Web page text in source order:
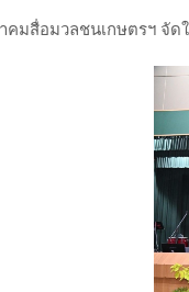
คมสื่อมวลชนเกษตรฯ จัด